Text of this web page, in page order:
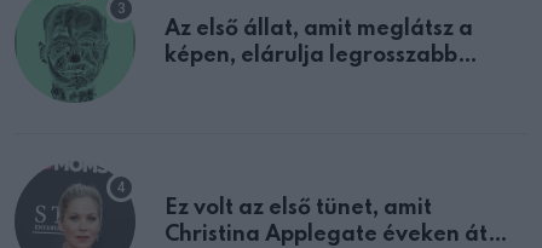
Az első állat, amit meglátsz a
képen, elárulja legrosszabb
Ez volt az első tünet, amit
Christina Applegate éveken át